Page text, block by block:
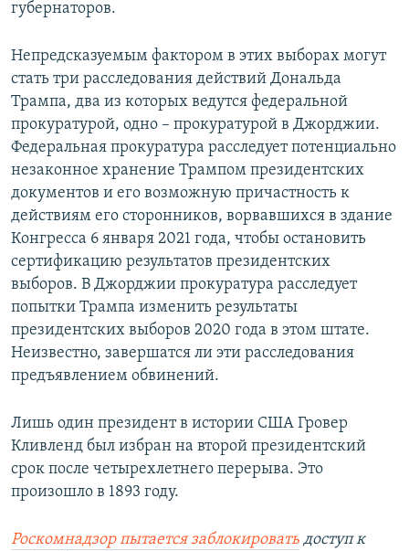
губернаторов.
Непредсказуемым фактором в этих выборах могут
стать три расследования действий Дональда
Трампа, два из которых ведутся федеральной
прокуратурой, одно – прокуратурой в Джорджии.
Федеральная прокуратура расследует потенциально
незаконное хранение Трампом президентских
документов и его возможную причастность к
действиям его сторонников, ворвавшихся в здание
Конгресса 6 января 2021 года, чтобы остановить
сертификацию результатов президентских
выборов. В Джорджии прокуратура расследует
попытки Трампа изменить результаты
президентских выборов 2020 года в этом штате.
Неизвестно, завершатся ли эти расследования
предъявлением обвинений.
Лишь один президент в истории США Гровер
Кливленд был избран на второй президентский
срок после четырехлетнего перерыва. Это
произошло в 1893 году.
Роскомнадзор пытается заблокировать доступ к